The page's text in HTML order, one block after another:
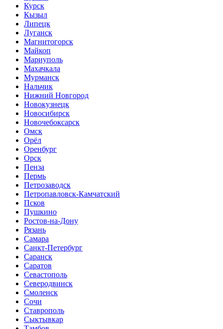
Курск
Кызыл
Липецк
Луганск
Магнитогорск
Майкоп
Мариуполь
Махачкала
Мурманск
Нальчик
Нижний Новгород
Новокузнецк
Новосибирск
Новочебоксарск
Омск
Орёл
Оренбург
Орск
Пенза
Пермь
Петрозаводск
Петропавловск-Камчатский
Псков
Пушкино
Ростов-на-Дону
Рязань
Самара
Санкт-Петербург
Саранск
Саратов
Севастополь
Северодвинск
Смоленск
Сочи
Ставрополь
Сыктывкар